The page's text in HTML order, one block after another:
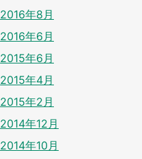
2016年8月
2016年6月
2015年6月
2015年4月
2015年2月
2014年12月
2014年10月